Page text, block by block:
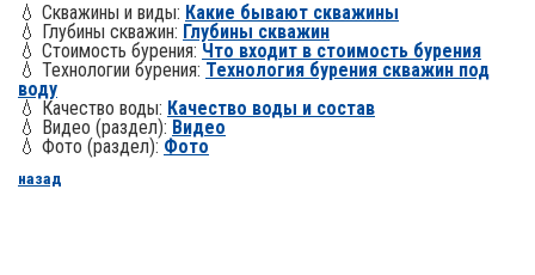
💧 Скважины и виды: Какие бывают скважины
💧 Глубины скважин: Глубины скважин
💧 Стоимость бурения: Что входит в стоимость бурения
💧 Технологии бурения: Технология бурения скважин под
воду
💧 Качество воды: Качество воды и состав
💧 Видео (раздел): Видео
💧 Фото (раздел): Фото
назад